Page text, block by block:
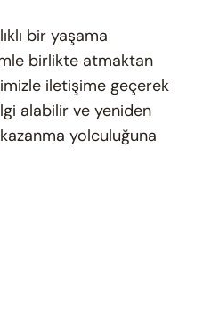
bir yaşama
birlikte atmaktan
iletişime geçerek
alabilir ve yeniden
yolculuğuna